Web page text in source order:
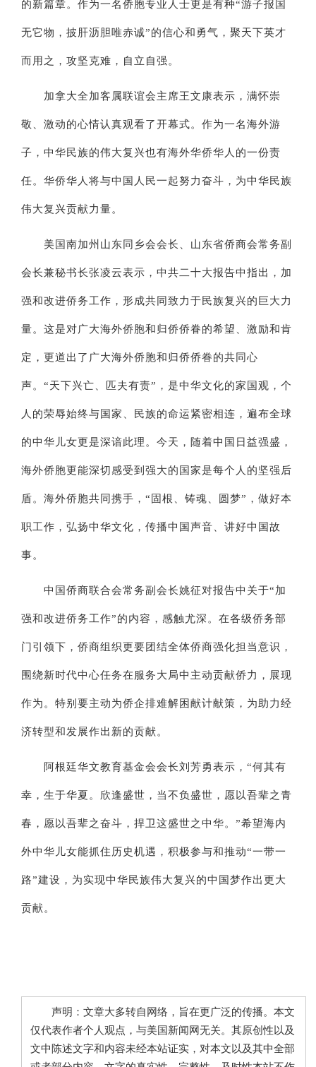
的新篇章。作为一名侨胞专业人士更是有种“游子报国
无它物，披肝沥胆唯赤诚”的信心和勇气，聚天下英才
而用之，攻坚克难，自立自强。
加拿大全加客属联谊会主席王文康表示，满怀崇
敬、激动的心情认真观看了开幕式。作为一名海外游
子，中华民族的伟大复兴也有海外华侨华人的一份责
任。华侨华人将与中国人民一起努力奋斗，为中华民族
伟大复兴贡献力量。
美国南加州山东同乡会会长、山东省侨商会常务副
会长兼秘书长张凌云表示，中共二十大报告中指出，加
强和改进侨务工作，形成共同致力于民族复兴的巨大力
量。这是对广大海外侨胞和归侨侨眷的希望、激励和肯
定，更道出了广大海外侨胞和归侨侨眷的共同心
声。“天下兴亡、匹夫有责”，是中华文化的家国观，个
人的荣辱始终与国家、民族的命运紧密相连，遍布全球
的中华儿女更是深谙此理。今天，随着中国日益强盛，
海外侨胞更能深切感受到强大的国家是每个人的坚强后
盾。海外侨胞共同携手，“固根、铸魂、圆梦”，做好本
职工作，弘扬中华文化，传播中国声音、讲好中国故
事。
中国侨商联合会常务副会长姚征对报告中关于“加
强和改进侨务工作”的内容，感触尤深。在各级侨务部
门引领下，侨商组织更要团结全体侨商强化担当意识，
围绕新时代中心任务在服务大局中主动贡献侨力，展现
作为。特别要主动为侨企排难解困献计献策，为助力经
济转型和发展作出新的贡献。
阿根廷华文教育基金会会长刘芳勇表示，“何其有
幸，生于华夏。欣逢盛世，当不负盛世，愿以吾辈之青
春，愿以吾辈之奋斗，捍卫这盛世之中华。”希望海内
外中华儿女能抓住历史机遇，积极参与和推动“一带一
路”建设，为实现中华民族伟大复兴的中国梦作出更大
贡献。
声明：文章大多转自网络，旨在更广泛的传播。本文
仅代表作者个人观点，与美国新闻网无关。其原创性以及
文中陈述文字和内容未经本站证实，对本文以及其中全部